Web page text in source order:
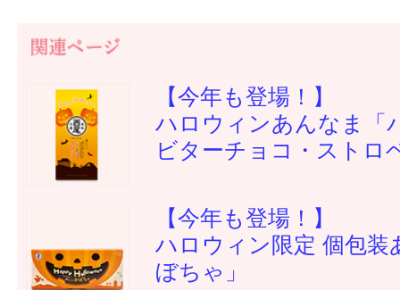
【今年も登場！】
ハロウィンあんなま「
ビターチョコ・ストロ
【今年も登場！】
ハロウィン限定 個包装
ぼちゃ」